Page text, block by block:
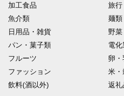
加工食品
旅行
魚介類
麺類
日用品・雑貨
野菜
パン・菓子類
電化
フルーツ
卵
ファッション
米・
飲料(酒以外)
返礼